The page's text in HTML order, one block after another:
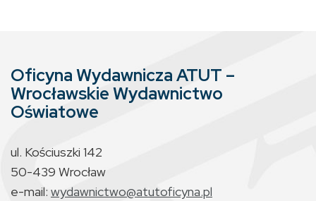
Oficyna Wydawnicza ATUT –
Wrocławskie Wydawnictwo
Oświatowe
ul. Kościuszki 142
50-439 Wrocław
e-mail: wydawnictwo@atutoficyna.pl